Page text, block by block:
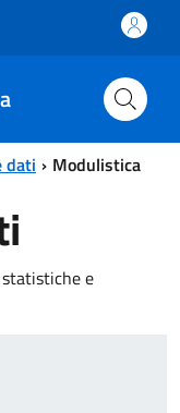
dati Modulistica
e